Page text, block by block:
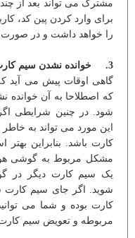
مشترک می تواند بعد از چند
برای وارد کردن پین کد،
را خواهد داشت و در صورت
3. خوانده نشدن سیم کارت توسط موبایل
گاهی اوقات پیش می آید
که اصطلاحا به آن
شود. در چنین شرایطی
این مورد می تواند به
کارت باشد. بنابراین
مشکل مربوط به گوشی
یک سیم کارت دیگر در
شوید. اگر جای سیم کارت
کارت بوده و شما می
مربوطه و تعویض سیم